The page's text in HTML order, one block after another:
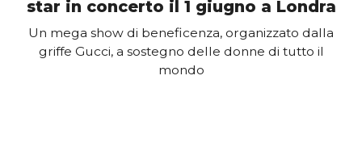
star in concerto il 1 giugno a Londra
Un mega show di beneficenza, organizzato dalla
griffe Gucci, a sostegno delle donne di tutto il
mondo